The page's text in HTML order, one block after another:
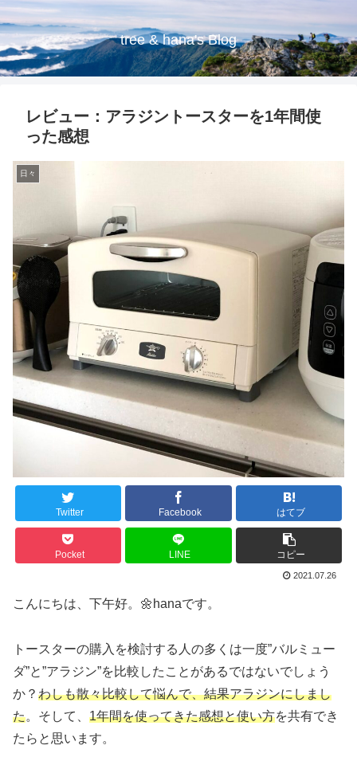
tree & hana's Blog
レビュー：アラジントースターを1年間使
った感想
日々
Twitter Facebook はてブ
Pocket LINE コピー
2021.07.26
こんにちは、下午好。🌼hanaです。
トースターの購入を検討する人の多くは一度”バルミュー
ダ”と”アラジン”を比較したことがあるではないでしょう
か？ わしも散々比較して悩んで、結果アラジンにしまし
た。そして、 1年間を使ってきた感想と使い方を共有でき
たらと思います。